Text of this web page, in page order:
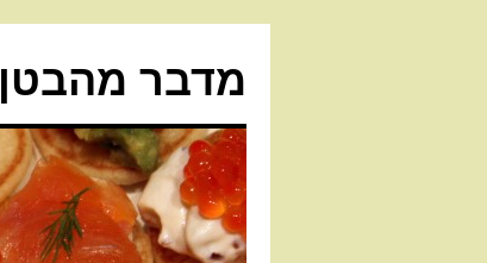
מדבר מהבטן